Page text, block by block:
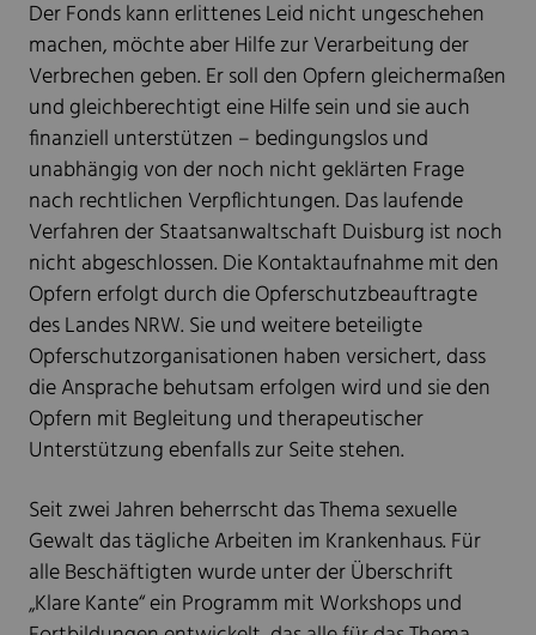
Der Fonds kann erlittenes Leid nicht ungeschehen
machen, möchte aber Hilfe zur Verarbeitung der
Verbrechen geben. Er soll den Opfern gleichermaßen
und gleichberechtigt eine Hilfe sein und sie auch
finanziell unterstützen – bedingungslos und
unabhängig von der noch nicht geklärten Frage
nach rechtlichen Verpflichtungen. Das laufende
Verfahren der Staatsanwaltschaft Duisburg ist noch
nicht abgeschlossen. Die Kontaktaufnahme mit den
Opfern erfolgt durch die Opferschutzbeauftragte
des Landes NRW. Sie und weitere beteiligte
Opferschutzorganisationen haben versichert, dass
die Ansprache behutsam erfolgen wird und sie den
Opfern mit Begleitung und therapeutischer
Unterstützung ebenfalls zur Seite stehen.
Seit zwei Jahren beherrscht das Thema sexuelle
Gewalt das tägliche Arbeiten im Krankenhaus. Für
alle Beschäftigten wurde unter der Überschrift
„Klare Kante“ ein Programm mit Workshops und